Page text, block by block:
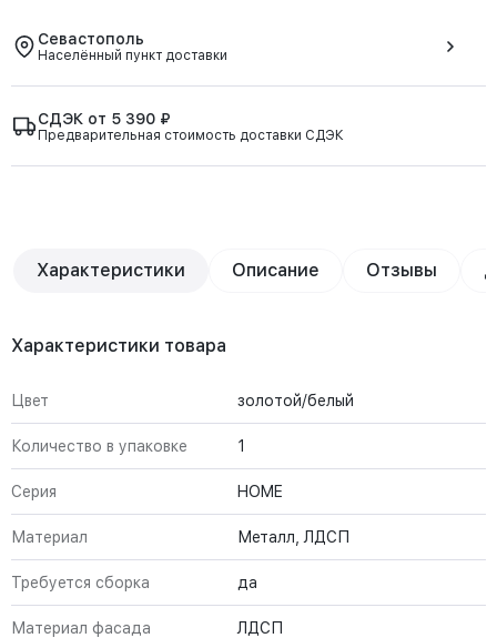
Севастополь
Населённый пункт доставки
СДЭК от 5 390 ₽
Предварительная стоимость доставки СДЭК
Характеристики Описание Отзывы
Характеристики товара
Цвет золотой/белый
Количество в упаковке 1
Серия HOME
Материал Металл, ЛДСП
Требуется сборка да
Материал фасада ЛДСП